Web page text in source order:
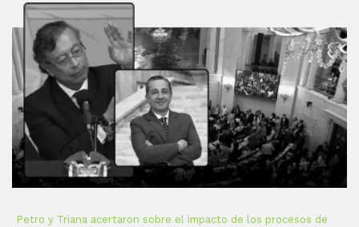
Petro y Triana acertaron sobre el impacto de los procesos de